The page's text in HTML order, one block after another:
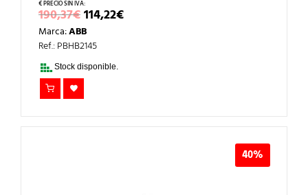
190,37€EL
PRECIO
ORIGINAL
ERA:190,37€.
114,22€EL
PRECIO
Marca:ABB
Ref.: PBHB2145
Stock disponible.
40%